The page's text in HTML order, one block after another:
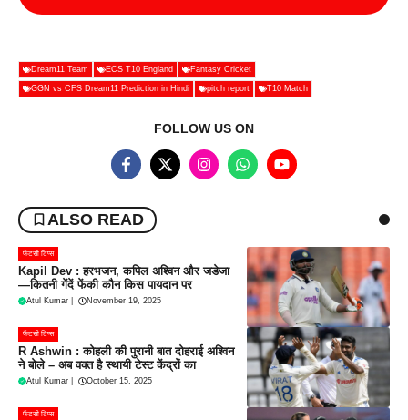
Dream11 Team ECS T10 England Fantasy Cricket
GGN vs CFS Dream11 Prediction in Hindi pitch report T10 Match
FOLLOW US ON
ALSO READ
फैंटसी टिप्स
Kapil Dev : हरभजन, कपिल अश्विन और जडेजा
—कितनी गेंदें फेंकी कौन किस पायदान पर
Atul Kumar November 19, 2025
फैंटसी टिप्स
R Ashwin : कोहली की पुरानी बात दोहराई अश्विन
ने बोले – अब वक्त है स्थायी टेस्ट केंद्रों का
Atul Kumar October 15, 2025
फैंटसी टिप्स